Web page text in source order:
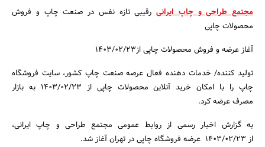
مجتمع طراحی و چاپ ایرانی رقیبی تازه نفس در صنعت چاپ و فروش
محصولات چاپی
آغاز عرضه و فروش محصولات چاپی از1403/02/23
تولید کننده/ خدمات دهنده فعال عرصه صنعت چاپ کشور، سایت فروشگاه
چاپ را با امکان خرید آنلاین محصولات چاپی از 1403/02/23 به بازار
مصرف عرضه کرد.
به گزارش اخبار رسمی از روابط عمومی مجتمع طراحی و چاپ ایرانی،
از 1403/02/23 عرضه فروشگاه چاپی در تهران آغاز شد.